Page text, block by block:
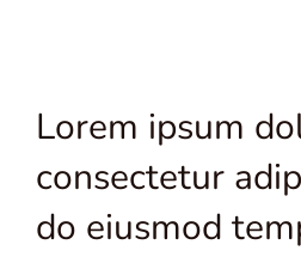
Lorem ipsum
consectetur
do eiusmod